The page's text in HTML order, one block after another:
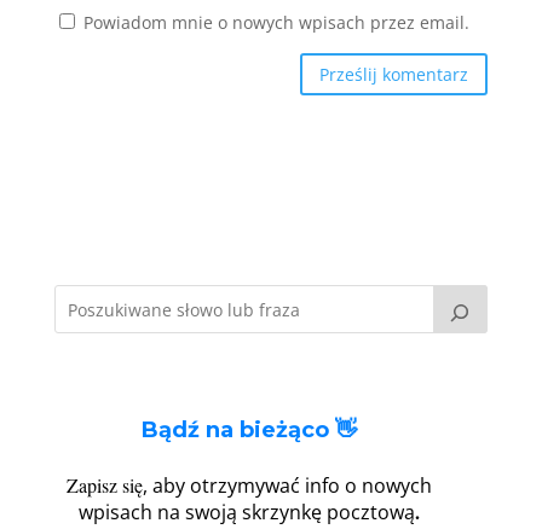
Powiadom mnie o nowych wpisach przez email.
Bądź na bieżąco 👋
Zapisz się, aby otrzymywać info o nowych
wpisach na swoją skrzynkę pocztową.